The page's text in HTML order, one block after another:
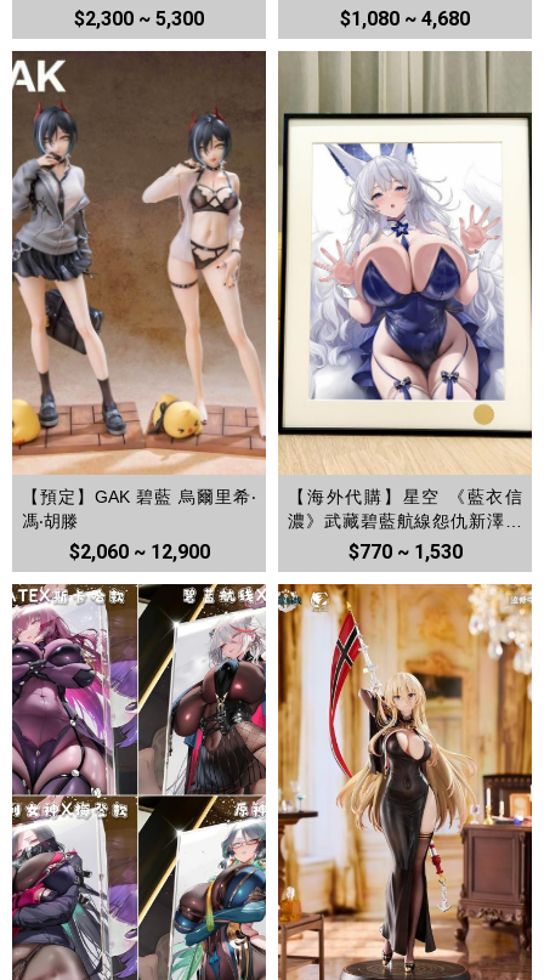
的夜之眷屬$2,300 ~ 5,300 $1,080 ~ 4,680
【預定】GAK 碧藍 烏爾里希‧
馮‧胡滕
$2,060 ~ 12,900
【海外代購】星空 《藍衣信
濃》武藏碧藍航線怨仇新澤西
拉菲遊戲動漫裝飾畫
$770 ~ 1,530